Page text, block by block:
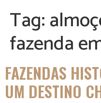
BLOG CONTATO
Tag:
fazenda
FAZENDAS
UM DESTINO